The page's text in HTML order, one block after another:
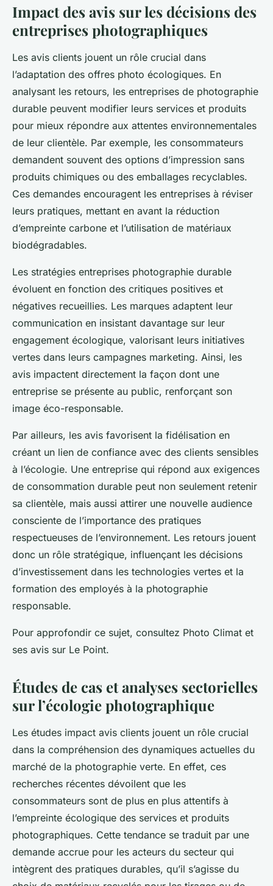
Impact des avis sur les décisions des
entreprises photographiques
Les avis clients jouent un rôle crucial dans
l’adaptation des offres photo écologiques. En
analysant les retours, les entreprises de photographie
durable peuvent modifier leurs services et produits
pour mieux répondre aux attentes environnementales
de leur clientèle. Par exemple, les consommateurs
demandent souvent des options d’impression sans
produits chimiques ou des emballages recyclables.
Ces demandes encouragent les entreprises à réviser
leurs pratiques, mettant en avant la réduction
d’empreinte carbone et l’utilisation de matériaux
biodégradables.
Les stratégies entreprises photographie durable
évoluent en fonction des critiques positives et
négatives recueillies. Les marques adaptent leur
communication en insistant davantage sur leur
engagement écologique, valorisant leurs initiatives
vertes dans leurs campagnes marketing. Ainsi, les
avis impactent directement la façon dont une
entreprise se présente au public, renforçant son
image éco-responsable.
Par ailleurs, les avis favorisent la fidélisation en
créant un lien de confiance avec des clients sensibles
à l’écologie. Une entreprise qui répond aux exigences
de consommation durable peut non seulement retenir
sa clientèle, mais aussi attirer une nouvelle audience
consciente de l’importance des pratiques
respectueuses de l’environnement. Les retours jouent
donc un rôle stratégique, influençant les décisions
d’investissement dans les technologies vertes et la
formation des employés à la photographie
responsable.
Pour approfondir ce sujet, consultez Photo Climat et
ses avis sur Le Point.
Études de cas et analyses sectorielles
sur l’écologie photographique
Les études impact avis clients jouent un rôle crucial
dans la compréhension des dynamiques actuelles du
marché de la photographie verte. En effet, ces
recherches récentes dévoilent que les
consommateurs sont de plus en plus attentifs à
l’empreinte écologique des services et produits
photographiques. Cette tendance se traduit par une
demande accrue pour les acteurs du secteur qui
intègrent des pratiques durables, qu’il s’agisse du